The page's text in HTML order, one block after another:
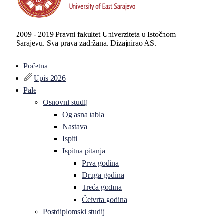
2009 - 2019 Pravni fakultet Univerziteta u Istočnom
Sarajevu. Sva prava zadržana. Dizajnirao AS.
Početna
Upis 2026
Pale
Osnovni studij
Oglasna tabla
Nastava
Ispiti
Ispitna pitanja
Prva godina
Druga godina
Treća godina
Četvrta godina
Postdiplomski studij